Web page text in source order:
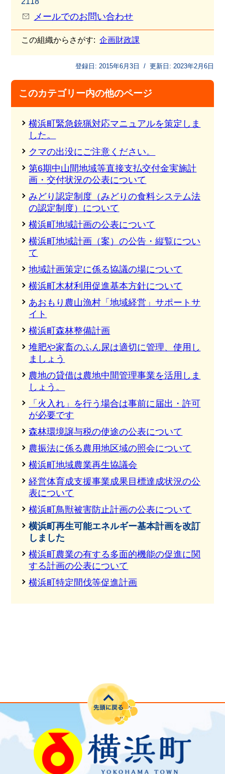
メールでのお問い合わせ
この組織からさがす:企画財政課
登録日: 2015年6月3日 / 更新日: 2023年2月6日
このカテゴリー内の他のページ
横浜町緊急銃猟対応マニュアルを策定しま
した。
クマの出没にご注意ください。
第6期中山間地域等直接支払交付金実施計
画・交付状況の公表について
みどり認定制度（みどりの食料システム法
の認定制度）について
横浜町地域計画の公表について
横浜町地域計画（案）の公告・縦覧につい
て
地域計画策定に係る協議の場について
横浜町木材利用促進基本方針について
あおもり農山漁村「地域経営」サポートサ
イト
横浜町森林整備計画
堆肥や家畜のふん尿は適切に管理、使用し
ましょう
農地の貸借は農地中間管理事業を活用しま
しょう。
「火入れ」を行う場合は事前に届出・許可
が必要です
森林環境譲与税の使途の公表について
農振法に係る農用地区域の照会について
横浜町地域農業再生協議会
経営体育成支援事業成果目標達成状況の公
表について
横浜町鳥獣被害防止計画の公表について
横浜町再生可能エネルギー基本計画を改訂
しました
横浜町農業の有する多面的機能の促進に関
する計画の公表について
横浜町特定間伐等促進計画